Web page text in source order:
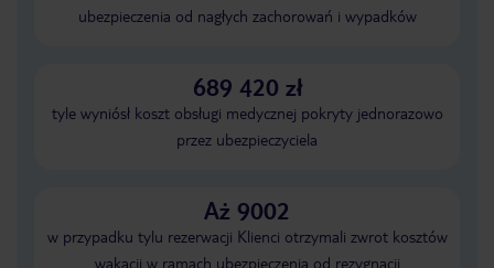
ubezpieczenia od nagłych zachorowań i wypadków
689 420 zł
tyle wyniósł koszt obsługi medycznej pokryty jednorazowo
przez ubezpieczyciela
Aż 9002
w przypadku tylu rezerwacji Klienci otrzymali zwrot kosztów
wakacji w ramach ubezpieczenia od rezygnacji